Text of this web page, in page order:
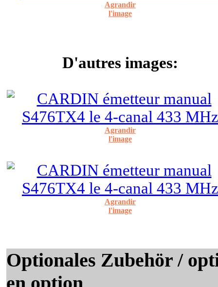
Agrandir
l'image
D'autres images:
Agrandir
l'image
Agrandir
l'image
Optionales Zubehör /